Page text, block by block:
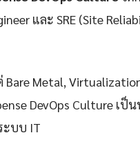
และ SRE (Site
Metal,
DevOps Culture เป็
ะบบ IT